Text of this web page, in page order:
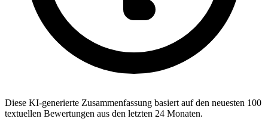
Diese KI-generierte Zusammenfassung basiert auf den neuesten 100
textuellen Bewertungen aus den letzten 24 Monaten.